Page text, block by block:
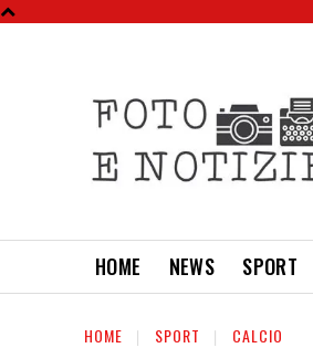
HOME NEWS SPORT
HOME SPORT CALCIO